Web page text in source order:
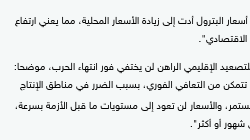
البترول أدت إلى زيادة الأسعار المحلية، مما يعني ارتفاع
للتصعيد الإقليمي الراهن لن يختفي فور انتهاء الحرب، موضحا:
من التعافي الفوري، بسبب الضرر في مناطق الإنتاج
والأسعار لن تعود إلى مستويات ما قبل الأزمة بسرعة،
أو أكثر".